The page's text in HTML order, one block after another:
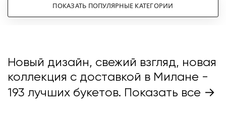
ПОКАЗАТЬ ПОПУЛЯРНЫЕ КАТЕГОРИИ
Новый дизайн, свежий взгляд, новая
коллекция с доставкой в Милане -
193 лучших букетов. Показать все →